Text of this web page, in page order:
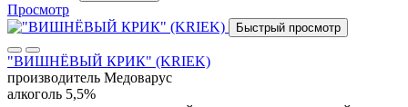
Просмотр
Быстрый просмотр
"ВИШНЁВЫЙ КРИК" (KRIEK)
производитель Медоварус
алкоголь 5,5%